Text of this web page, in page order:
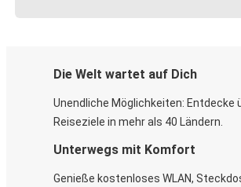
Die Welt wartet auf Dich
Unendliche Möglichkeiten: Entdecke
Reiseziele in mehr als 40 Ländern.
Unterwegs mit Komfort
Genieße kostenloses WLAN,